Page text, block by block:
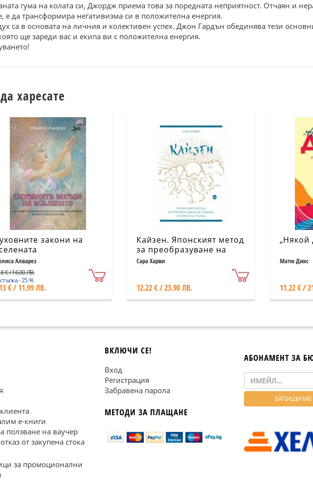
гума на колата си, Джордж приема това за поредната неприятност. Отчаян и
е да трансформира негативизма си в положителна енергия.
са в основата на личния и колективен успех. Джон Гардън обединява тези
ще зареди вас и екипа ви с положителна енергия.
харесате
закони на
Алварез
€ / 16.00 ЛВ.
- 25 %
€ / 11.99 ЛВ.
Кайзен. Японският метод
за преобразуване на
навици, стъпка по
Сара Харви
12.22 € / 23.90 ЛВ.
„Някой
Матю Дикс
11.22 € /
е-книги
ползване на ваучер
от закупена стока
за промоционални
ВКЛЮЧИ СЕ!
Вход
Регистрация
Забравена парола
МЕТОДИ ЗА ПЛАЩАНЕ
АБОНАМЕНТ ЗА